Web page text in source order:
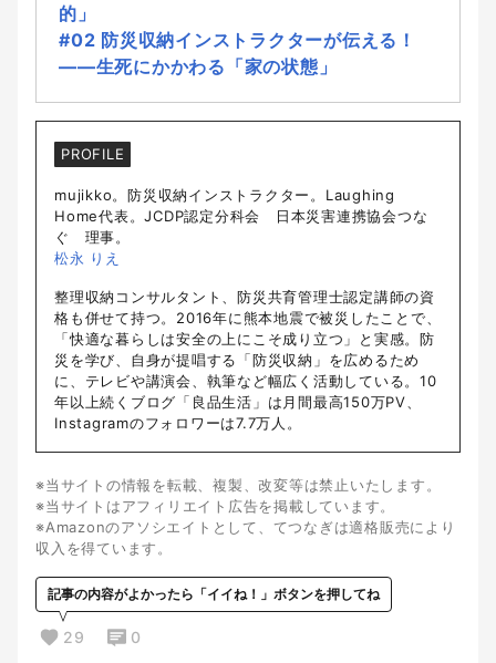
的」
#02 防災収納インストラクターが伝える！
――生死にかかわる「家の状態」
PROFILE
mujikko。防災収納インストラクター。Laughing
Home代表。JCDP認定分科会 日本災害連携協会つな
ぐ 理事。
松永 りえ
整理収納コンサルタント、防災共育管理士認定講師の資
格も併せて持つ。2016年に熊本地震で被災したことで、
「快適な暮らしは安全の上にこそ成り立つ」と実感。防
災を学び、自身が提唱する「防災収納」を広めるため
に、テレビや講演会、執筆など幅広く活動している。10
年以上続くブログ「良品生活」は月間最高150万PV、
Instagramのフォロワーは7.7万人。
※当サイトの情報を転載、複製、改変等は禁止いたします。
※当サイトはアフィリエイト広告を掲載しています。
※Amazonのアソシエイトとして、てつなぎは適格販売により
収入を得ています。
記事の内容がよかったら「イイね！」ボタンを押してね
29 0